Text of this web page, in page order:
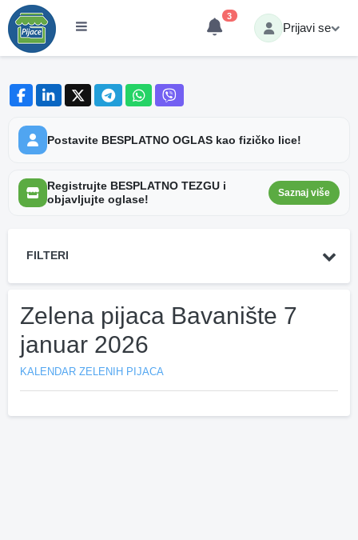
3
Prijavi se
Postavite BESPLATNO OGLAS kao fizičko lice!
Registrujte BESPLATNO TEZGU i
objavljujte oglase!
Saznaj više
FILTERI
Zelena pijaca Bavanište 7
januar 2026
KALENDAR ZELENIH PIJACA